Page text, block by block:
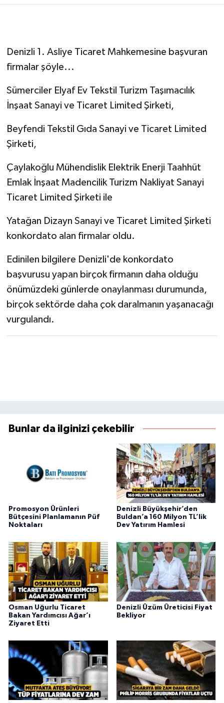
Denizli 1. Asliye Ticaret Mahkemesine başvuran
firmalar şöyle...
Sümerciler Elyaf Ev Tekstil Turizm Taşımacılık
İnşaat Sanayi ve Ticaret Limited Şirketi,
Beyfendi Tekstil Gıda Sanayi ve Ticaret Limited
Şirketi,
Çaylakoğlu Mühendislik Elektrik Enerji Taahhüt
Emlak İnşaat Madencilik Turizm Nakliyat Sanayi
Ticaret Limited Şirketi ile
Yatağan Dizayn Sanayi ve Ticaret Limited Şirketi
konkordato alan firmalar oldu.
Edinilen bilgilere Denizli'de konkordato
başvurusu yapan birçok firmanın daha olduğu
önümüzdeki günlerde onaylanması durumunda,
birçok sektörde daha çok daralmanın yaşanacağı
vurgulandı.
Bunlar da ilginizi çekebilir
Promosyon Ürünleri
Bütçesini Planlamanın Püf
Noktaları
Denizli Büyükşehir’den
Buldan’a 160 Milyon TL’lik
Dev Yatırım Hamlesi
Osman Uğurlu Ticaret
Bakan Yardımcısı Ağar’ı
Ziyaret Etti
Denizli Üzüm Üreticisi Fiyat
Bekliyor